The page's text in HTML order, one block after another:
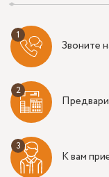
Звоните
К вам